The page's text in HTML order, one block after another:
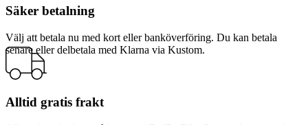
Säker betalning
Välj att betala nu med kort eller banköverföring. Du kan betala
senare eller delbetala med Klarna via Kustom.
Alltid gratis frakt